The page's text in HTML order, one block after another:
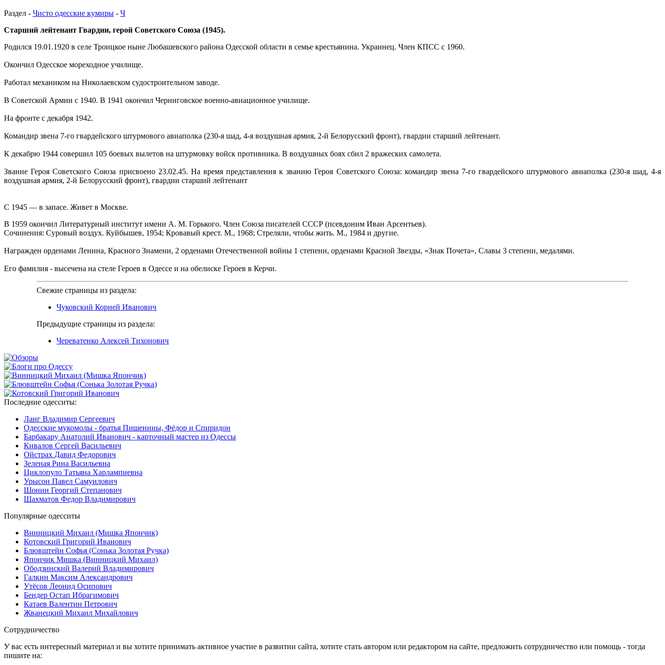
Раздел - Чисто одесские кумиры - Ч
Старший лейтенант Гвардии, герой Советского Союза (1945).
Родился 19.01.1920 в селе Троицкое ныне Любашевского района Одесской области в семье крестьянина. Украинец. Член КПСС с 1960.
Окончил Одесское мореходное училище.
Работал механиком на Николаевском судостроительном заводе.
В Советской Армии с 1940. В 1941 окончил Черниговское военно-авиационное училище.
На фронте с декабря 1942.
Командир звена 7-го гвардейского штурмового авиаполка (230-я шад, 4-я воздушная армия, 2-й Белорусский фронт), гвардии старший лейтенант.
К декабрю 1944 совершил 105 боевых вылетов на штурмовку войск противника. В воздушных боях сбил 2 вражеских самолета.
Звание Героя Советского Союза присвоено 23.02.45. На время представления к званию Героя Советcкого Союза: командир звена 7-го гвардейского штурмового авиаполка (230-я шад, 4-я
воздушная армия, 2-й Белорусский фронт), гвардии старший лейтенант
С 1945 — в запасе. Живет в Москве.
В 1959 окончил Литературный институт имени А. М. Горького. Член Союза писателей СССР (псевдоним Иван Арсентьев).
Сочинения: Суровый воздух. Куйбышев, 1954; Кровавый крест. М., 1968; Стреляли, чтобы жить. М., 1984 и другие.
Награжден орденами Ленина, Красного Знамени, 2 орденами Отечественной войны 1 степени, орденами Красной Звезды, «Знак Почета», Славы 3 степени, медалями.
Его фамилия - высечена на стеле Героев в Одессе и на обелиске Героев в Керчи.
Свежие страницы из раздела:
Чуковский Корней Иванович
Предыдущие страницы из раздела:
Череватенко Алексей Тихонович
Последние одесситы:
Ланг Владимир Сергеевич
Одесские мукомолы - братья Пишенины, Фёдор и Спиридон
Барбакару Анатолий Иванович - карточный мастер из Одессы
Кивалов Сергей Васильевич
Ойстрах Давид Федорович
Зеленая Рина Васильевна
Циклопуло Татьяна Харлампиевна
Урысон Павел Самуилович
Шонин Георгий Степанович
Шахматов Федор Владимирович
Популярные одесситы
Винницкий Михаил (Мишка Япончик)
Котовский Григорий Иванович
Блювштейн Софья (Сонька Золотая Ручка)
Япончик Мишка (Винницкий Михаил)
Ободзинский Валерий Владимирович
Галкин Максим Александрович
Утёсов Леонид Осипович
Бендер Остап Ибрагимович
Катаев Валентин Петрович
Жванецкий Михаил Михайлович
Сотрудничество
У вас есть интересный материал и вы хотите принимать активное участие в развитии сайта, хотите стать автором или редактором на сайте, предложить сотрудничество или помощь - тогда
пишите на: